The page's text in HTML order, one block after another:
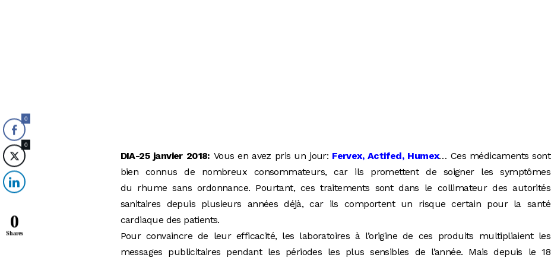
DIA-25 janvier 2018: Vous en avez pris un jour: Fervex, Actifed, Humex… Ces médicaments sont
bien connus de nombreux consommateurs, car ils promettent de soigner les symptômes
du rhume sans ordonnance. Pourtant, ces traitements sont dans le collimateur des autorités
sanitaires depuis plusieurs années déjà, car ils comportent un risque certain pour la santé
cardiaque des patients.
Pour convaincre de leur efficacité, les laboratoires à l’origine de ces produits multipliaient les
messages publicitaires pendant les périodes les plus sensibles de l’année. Mais depuis le 18
0
0
0
Shares